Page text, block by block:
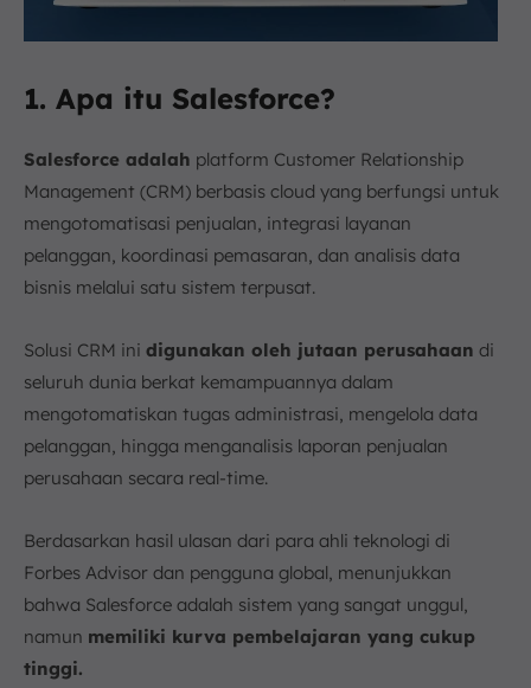
1. Apa itu Salesforce?
Salesforce adalah platform Customer Relationship
Management (CRM) berbasis cloud yang berfungsi untuk
mengotomatisasi penjualan, integrasi layanan
pelanggan, koordinasi pemasaran, dan analisis data
bisnis melalui satu sistem terpusat.
Solusi CRM ini digunakan oleh jutaan perusahaan di
seluruh dunia berkat kemampuannya dalam
mengotomatiskan tugas administrasi, mengelola data
pelanggan, hingga menganalisis laporan penjualan
perusahaan secara real-time.
Berdasarkan hasil ulasan dari para ahli teknologi di
Forbes Advisor dan pengguna global, menunjukkan
bahwa Salesforce adalah sistem yang sangat unggul,
namun memiliki kurva pembelajaran yang cukup
tinggi.